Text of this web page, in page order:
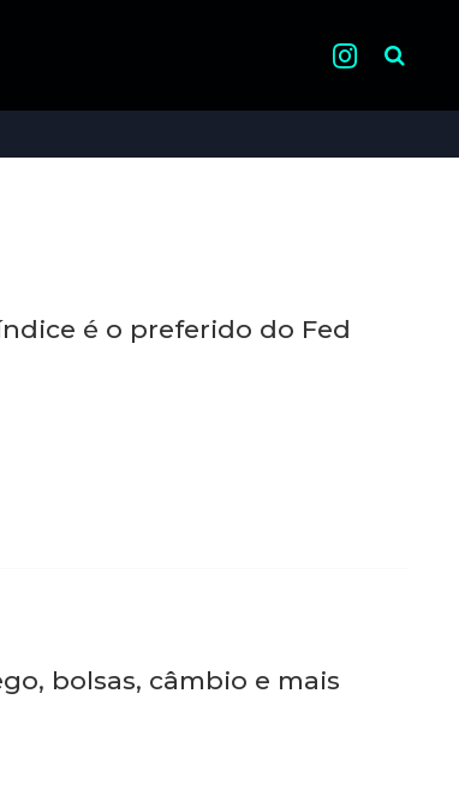
Pesquisa
é o preferido do Fed
bolsas, câmbio e mais